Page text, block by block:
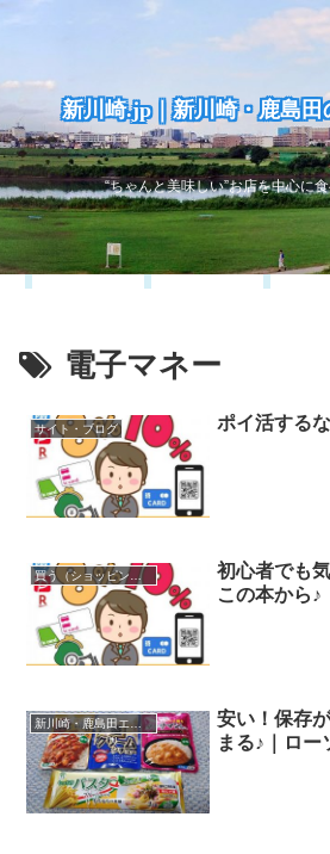
新川崎.jp｜新川崎・鹿島田
“ちゃんと美味しい”お店を中心に
電子マネー
サイト・ブログ ポイ活する
買う（ショッピング）
初心者でも
この本から♪
新川崎・鹿島田エリア
安い！保存
まる♪｜ロー